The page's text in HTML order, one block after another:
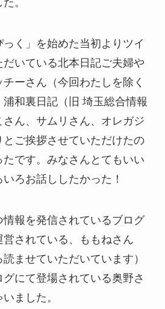
。
く」を始めた当初よりツイ
だいている北本日記ご夫婦や
ーさん（今回わたしを除く
和裏日記（旧 埼玉総合情報
ん、サムリさん、オレガジ
とご挨拶させていただけたの
です。みなさんとてもいい
ろお話ししたかった！
報を発信されているブログ
営されている、ももねさん
読ませていただいています）
にて登場されている奥野さ
ました。